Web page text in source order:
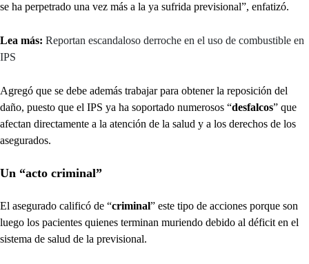
se ha perpetrado una vez más a la ya sufrida previsional”, enfatizó.
Lea más: Reportan escandaloso derroche en el uso de combustible en
IPS
Agregó que se debe además trabajar para obtener la reposición del
daño, puesto que el IPS ya ha soportado numerosos “desfalcos” que
afectan directamente a la atención de la salud y a los derechos de los
asegurados.
Un “acto criminal”
El asegurado calificó de “criminal” este tipo de acciones porque son
luego los pacientes quienes terminan muriendo debido al déficit en el
sistema de salud de la previsional.